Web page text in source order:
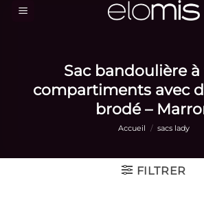
Passer
Sac bandoulière
compartiments avec
brodé –
Accueil / sacs lady
FILTRER